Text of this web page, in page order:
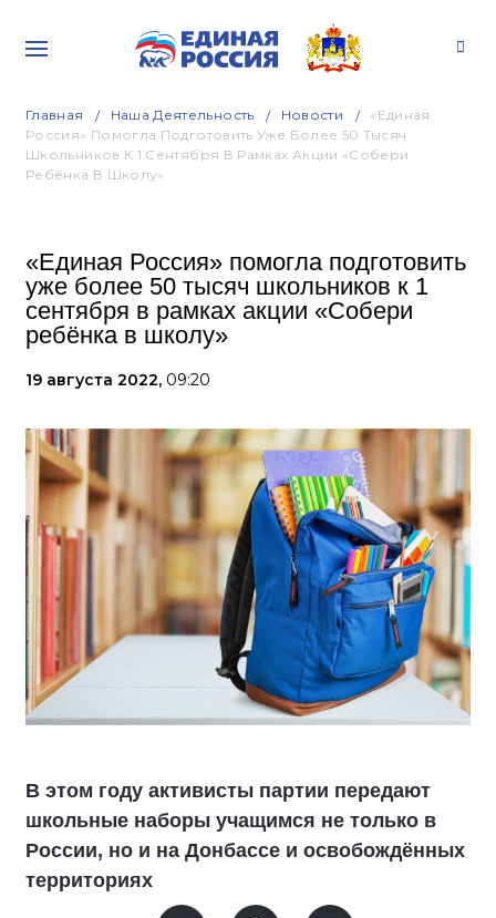
Главная Наша Деятельность Новости
«Единая
Россия» Помогла Подготовить Уже Более 50 Тысяч
Школьников К 1 Сентября В Рамках Акции «Собери
Ребёнка В Школу»
«Единая Россия» помогла подготовить
уже более 50 тысяч школьников к 1
сентября в рамках акции «Собери
ребёнка в школу»
19 августа 2022, 09:20
В этом году активисты партии передают
школьные наборы учащимся не только в
России, но и на Донбассе и освобождённых
территориях